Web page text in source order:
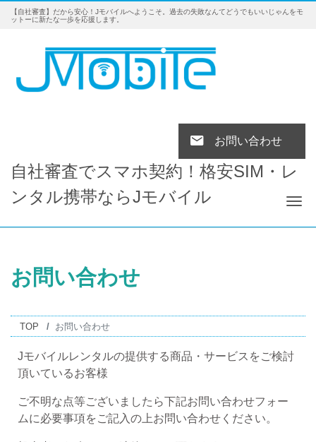
【自社審査】だから安心！Jモバイルへようこそ。過去の失敗なんてどうでもいいじゃんをモ
ットーに新たな一歩を応援します。
お問い合わせ
自社審査でスマホ契約！格安SIM・レ
ンタル携帯ならJモバイル
お問い合わせ
TOP お問い合わせ
Jモバイルレンタルの提供する商品・サービスをご検討
頂いているお客様
ご不明な点等ございましたら下記お問い合わせフォー
ムに必要事項をご記入の上お問い合わせください。